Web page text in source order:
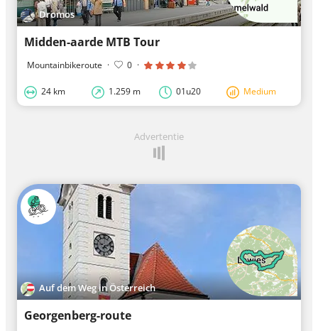
Dromos
Midden-aarde MTB Tour
Mountainbikeroute · 0 ·
24 km 1.259 m 01u20 Medium
Advertentie
Auf dem Weg in Österreich
Georgenberg-route